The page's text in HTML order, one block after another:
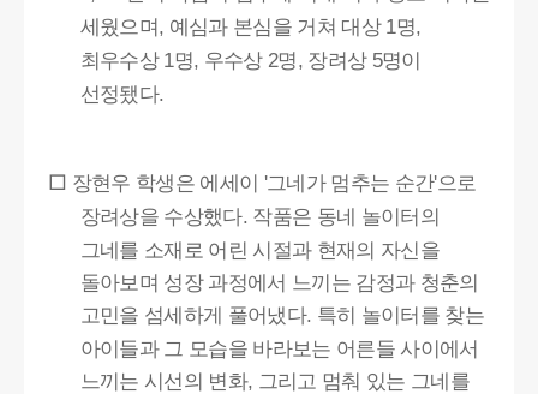
세웠으며, 예심과 본심을 거쳐 대상 1명,
최우수상 1명, 우수상 2명, 장려상 5명이
선정됐다.
□ 장현우 학생은 에세이 '그네가 멈추는 순간'으로
장려상을 수상했다. 작품은 동네 놀이터의
그네를 소재로 어린 시절과 현재의 자신을
돌아보며 성장 과정에서 느끼는 감정과 청춘의
고민을 섬세하게 풀어냈다. 특히 놀이터를 찾는
아이들과 그 모습을 바라보는 어른들 사이에서
느끼는 시선의 변화, 그리고 멈춰 있는 그네를